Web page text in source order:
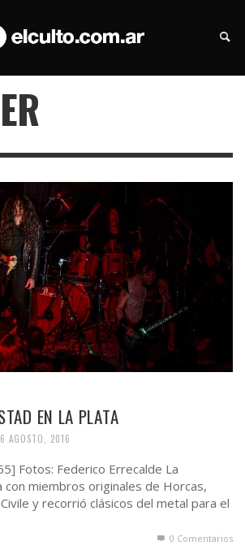
EN LA PLATA
AGOSTO, 2016
Fotos: Federico Errecalde La
con miembros originales de Horcas,
y recorrió clásicos del metal para el
0 Comentarios